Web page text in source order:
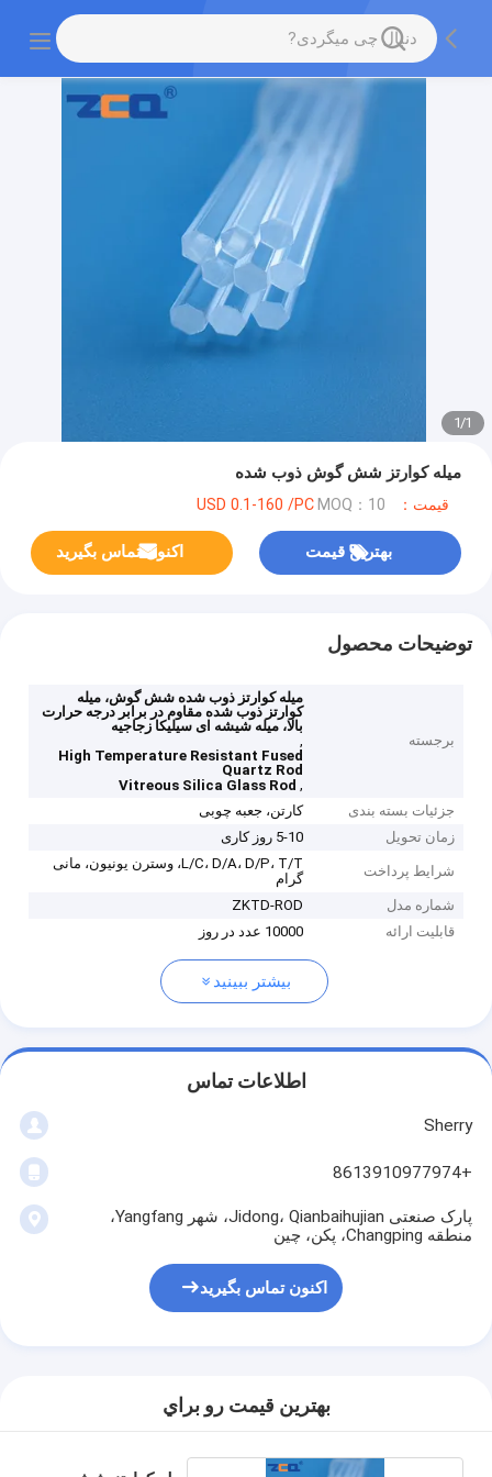
1
/
1
میله کوارتز شش گوش ذوب شده
قیمت：USD 0.1-160 /PC MOQ：10
بهترین قیمت اکنون تماس بگیرید
توضیحات محصول
برجسته
میله کوارتز ذوب شده شش گوش، میله
کوارتز ذوب شده مقاوم در برابر درجه حرارت
بالا، میله شیشه ای سیلیکا زجاجیه
,
High Temperature Resistant Fused
Quartz Rod
,
Vitreous Silica Glass Rod
جزئیات بسته بندی
کارتن، جعبه چوبی
زمان تحویل
5-10 روز کاری
شرایط پرداخت
L/C، D/A، D/P، T/T، وسترن یونیون، مانی
گرام
شماره مدل
ZKTD-ROD
قابلیت ارائه
10000 عدد در روز
بیشتر ببینید
اطلاعات تماس
Sherry
+8613910977974
پارک صنعتی Jidong، Qianbaihujian، شهر Yangfang،
منطقه Changping، پکن، چین
اکنون تماس بگیرید
بهترين قيمت رو براي